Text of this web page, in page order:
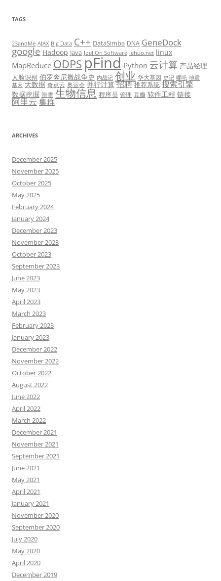
TAGS
23andMe AJAX Big Data C++ DataSimba DNA GeneDock
google Hadoop Java Joel On Software lehuo.net linux
MapReduce ODPSpFind Python 云计算 产品经理
人脸识别 伯罗奔尼撒战争史 内战记 创业 华大基因 史记 哪吒 地震
基因 大数据 奇点云 奥运会 并行计算 招聘 推荐系统 搜索引擎
数据挖掘 滑雪 生物信息 程序员 管理 豆瓣 软件工程 链接
阿里云集群
ARCHIVES
December 2025
November 2025
October 2025
May 2025
February 2024
January 2024
December 2023
November 2023
October 2023
September 2023
June 2023
May 2023
April 2023
March 2023
February 2023
January 2023
December 2022
November 2022
October 2022
August 2022
June 2022
April 2022
March 2022
December 2021
November 2021
September 2021
June 2021
May 2021
April 2021
January 2021
November 2020
September 2020
July 2020
May 2020
April 2020
December 2019